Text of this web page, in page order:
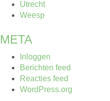
Utrecht
Weesp
META
Inloggen
Berichten feed
Reacties feed
WordPress.org